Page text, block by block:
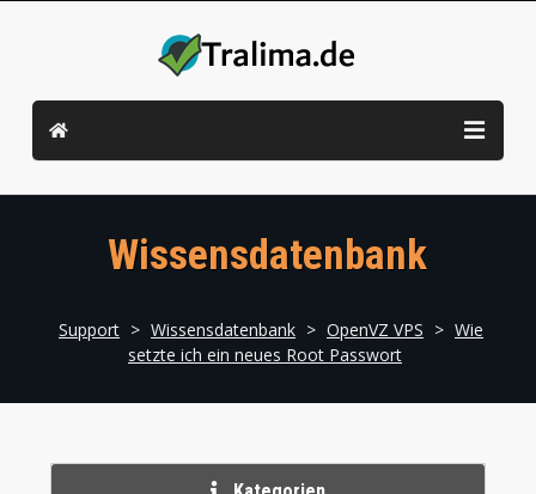
Wissensdatenbank
Support > Wissensdatenbank > OpenVZ VPS > Wie
setzte ich ein neues Root Passwort